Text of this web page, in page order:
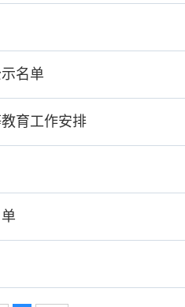
名单
育工作安排